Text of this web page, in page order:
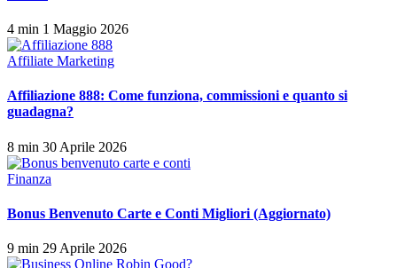
4 min 1 Maggio 2026
Affiliate Marketing
Affiliazione 888: Come funziona, commissioni e quanto si
guadagna?
8 min 30 Aprile 2026
Finanza
Bonus Benvenuto Carte e Conti Migliori (Aggiornato)
9 min 29 Aprile 2026